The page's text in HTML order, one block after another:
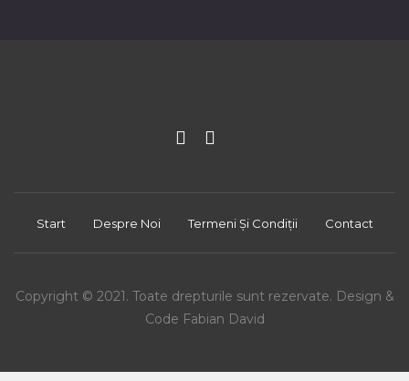
Start Despre Noi Termeni Și Condiții Contact
Copyright © 2021. Toate drepturile sunt rezervate. Design &
Code Fabian David